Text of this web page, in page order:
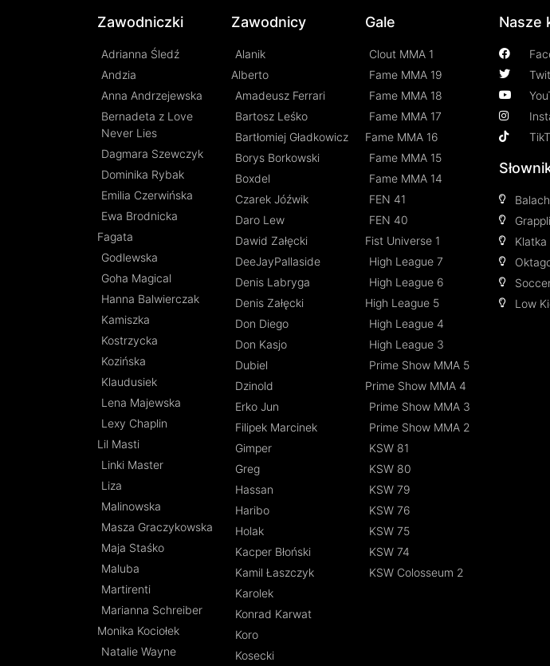
Zawodniczki
Adrianna Śledź
Andzia
Anna Andrzejewska
Bernadeta z Love
Never Lies
Dagmara Szewczyk
Dominika Rybak
Emilia Czerwińska
Ewa Brodnicka
Fagata
Godlewska
Goha Magical
Hanna Balwierczak
Kamiszka
Kostrzycka
Kozińska
Klaudusiek
Lena Majewska
Lexy Chaplin
Lil Masti
Linki Master
Liza
Malinowska
Masza Graczykowska
Maja Staśko
Maluba
Martirenti
Marianna Schreiber
Monika Kociołek
Natalie Wayne
Zawodnicy
Alanik
Alberto
Amadeusz Ferrari
Bartosz Leśko
Bartłomiej Gładkowicz
Borys Borkowski
Boxdel
Czarek Jóźwik
Daro Lew
Dawid Załęcki
DeeJayPallaside
Denis Labryga
Denis Załęcki
Don Diego
Don Kasjo
Dubiel
Dzinold
Erko Jun
Filipek Marcinek
Gimper
Greg
Hassan
Haribo
Holak
Kacper Błoński
Kamil Łaszczyk
Karolek
Konrad Karwat
Koro
Kosecki
Gale
Clout MMA 1
Fame MMA 19
Fame MMA 18
Fame MMA 17
Fame MMA 16
Fame MMA 15
Fame MMA 14
FEN 41
FEN 40
Fist Universe 1
High League 7
High League 6
High League 5
High League 4
High League 3
Prime Show MMA 5
Prime Show MMA 4
Prime Show MMA 3
Prime Show MMA 2
KSW 81
KSW 80
KSW 79
KSW 76
KSW 75
KSW 74
KSW Colosseum 2
Nasze
Klatka
Low